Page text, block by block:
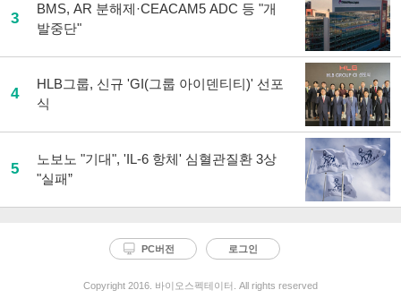
3
BMS, AR 분해제·CEACAM5 ADC 등 "개
발중단"
4
HLB그룹, 신규 'GI(그룹 아이덴티티)' 선포
식
5
노보노 "기대", 'IL-6 항체' 심혈관질환 3상
"실패”
PC버전 로그인
Copyright 2016. 바이오스펙테이터. All rights reserved